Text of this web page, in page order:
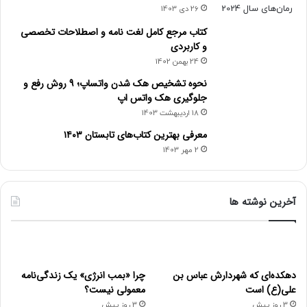
را مورد استنفاده قرار می دهند. سلول های جدا شده در
رسانگر تکوینی مناسبی که در یک حفره بسته و با تنظیم
مصرف سلولها، ظرفیت اکسیژنی پایین می آید. میزان اکسیزن
مطالعه بستگی دارد. در طی دوره تکوینی (بعد از یک دوره زمان
کافی که اجازه می دهد تا میزان اکسیژن مصرفی سنجیده
اکسیژن حاکی از احتمال وجود ATP و در نتیجه اکسیژن و
کاربرد پمپ سدیمی است.
26 دی 1403
کتاب مرجع کامل لغت نامه و اصطلاحات تخصصی
و کاربردی
24 بهمن 1402
نحوه تشخیص هک شدن واتساپ؛ 9 روش رفع و
جلوگیری هک واتس اپ
18 اردیبهشت 1403
معرفی بهترین کتاب‌های تابستان ۱۴۰۳
2 مهر 1403
آخرین نوشته ها
دهکده‌ای که شهردارش عباس بن
علی(ع) است
چرا «بمب انرژی» یک زندگی‌نامه
معمولی نیست؟